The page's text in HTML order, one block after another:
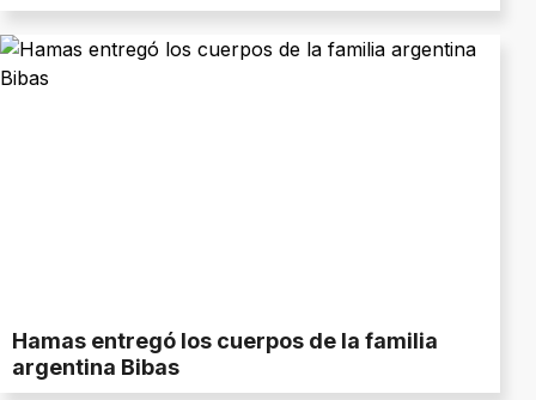
Hamas entregó los cuerpos de la familia
argentina Bibas